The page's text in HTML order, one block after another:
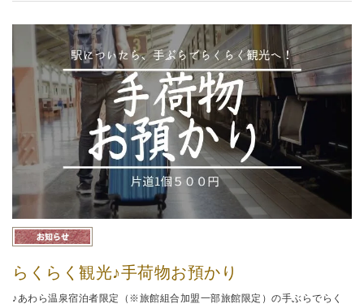
らくらく観光♪手荷物お預かり
♪あわら温泉宿泊者限定（※旅館組合加盟一部旅館限定）の手ぶらでらく